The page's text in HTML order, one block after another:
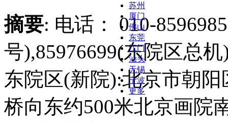
苏州
厦门
佛山
东莞
江门
汕头
无锡
宁波
更多
摘要: 电话： 010-
号),85976699(东院区总
东院区(新院):北京市朝
桥向东约500米北京画院